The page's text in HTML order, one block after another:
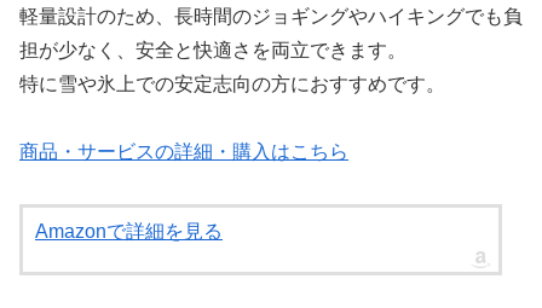
軽量設計のため、長時間のジョギングやハイキングでも負
担が少なく、安全と快適さを両立できます。
特に雪や氷上での安定志向の方におすすめです。
商品・サービスの詳細・購入はこちら
Amazonで詳細を見る